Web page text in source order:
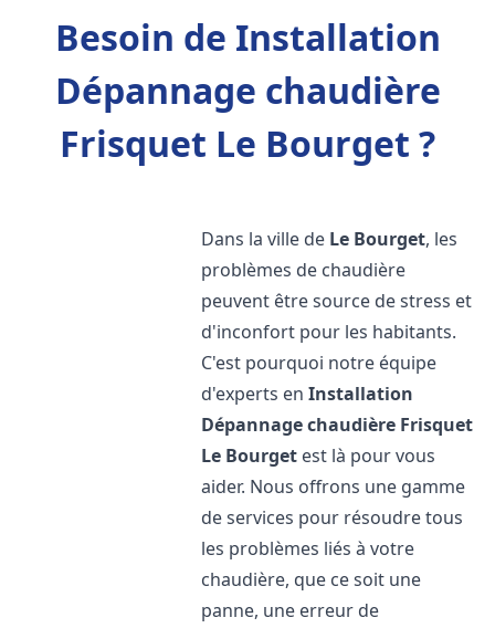
Besoin de Installation
Dépannage chaudière
Frisquet Le Bourget ?
Dans la ville de Le Bourget, les
problèmes de chaudière
peuvent être source de stress et
d'inconfort pour les habitants.
C'est pourquoi notre équipe
d'experts enInstallation
Dépannage chaudière Frisquet
Le Bourget est là pour vous
aider. Nous offrons une gamme
de services pour résoudre tous
les problèmes liés à votre
chaudière, que ce soit une
panne, une erreur de